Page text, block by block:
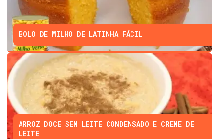
BOLO DE MILHO DE LATINHA FÁCIL
ARROZ DOCE SEM LEITE CONDENSADO E CREME DE
LEITE